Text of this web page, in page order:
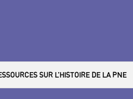
SUR L’HISTOIRE DE LA PNE